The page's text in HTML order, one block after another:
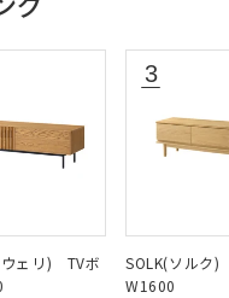
ウェリ) TVボ
SOLK(ソルク
W1600